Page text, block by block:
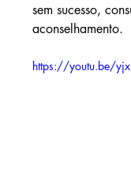
sem sucesso,
aconselhamento.
https://youtu.be/